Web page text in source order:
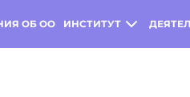
ОБ ОО ИНСТИТУТ